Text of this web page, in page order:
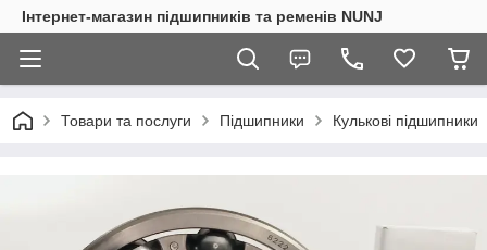
Інтернет-магазин підшипників та ременів NUNJ
Товари та послуги Підшипники Кулькові підшипники